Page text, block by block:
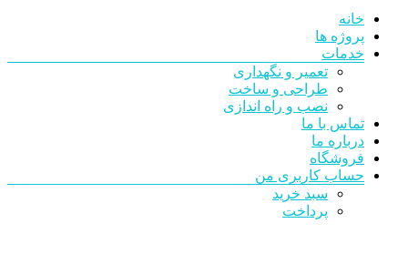
خانه
پروژه ها
خدمات
تعمیر و نگهداری
طراحی و ساخت
نصب و راه اندازی
تماس با ما
درباره ما
فروشگاه
حساب کاربری من
سبد خرید
پرداخت